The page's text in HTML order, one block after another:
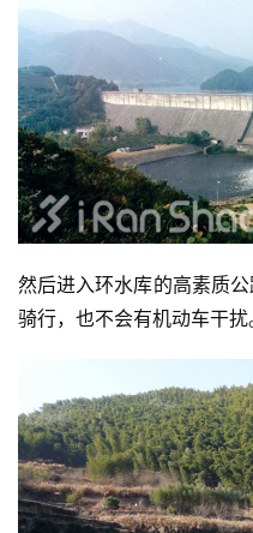
然后进入环水库的高素质
骑行，也不会有机动车干扰